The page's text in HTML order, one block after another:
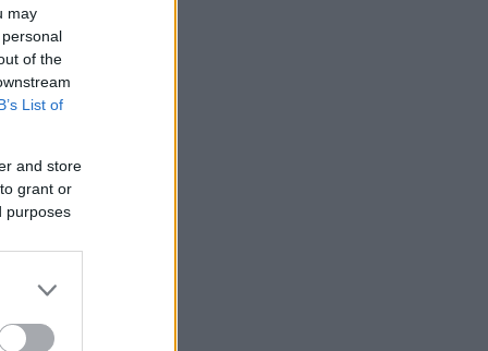
may
of the
List of
and store
grant or
purposes